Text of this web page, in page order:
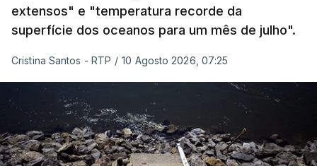
extensos" e "temperatura recorde da
superfície dos oceanos para um mês de julho".
Cristina Santos - RTP / 10 Agosto 2026, 07:25